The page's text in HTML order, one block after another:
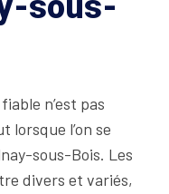
n’est pas
lorsque l’on se
sous-Bois. Les
divers et variés,